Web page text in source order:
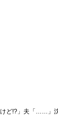
ど!?」夫「……」